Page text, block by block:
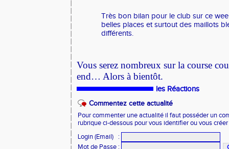
Très bon bilan pour le club sur ce
belles places et surtout des maillots
différents.
Vous serez nombreux sur la course
end… Alors à bientôt.
les Réactions
Commentez cette actualité
Pour commenter une actualité il faut posséder un
rubrique ci-dessous pour vous identifier ou vous
Login (Email)
:
Mot de Passe :